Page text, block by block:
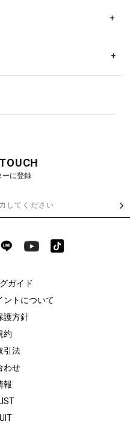
+
+
ーに登録
ガイド
ントについて
護方針
約
引法
わせ
報